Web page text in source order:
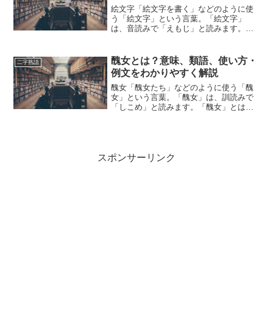
絵文字「絵文字を書く」などのように使
う「絵文字」という言葉。「絵文字」
は、音読みで「えもじ」と読みます。
意味や使い方について、小説などの用例
を紹介しながら、わかりやすく...
二字熟語
醜女とは？意味、類語、使い方・
例文をわかりやすく解説
醜女「醜女たち」などのように使う「醜
女」という言葉。「醜女」は、訓読みで
「しこめ」と読みます。「醜女」とは、
スポンサーリンク